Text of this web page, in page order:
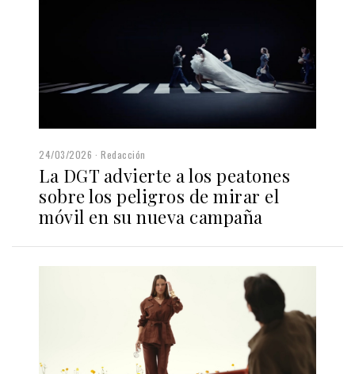
24/03/2026 Redacción
La DGT advierte a los peatones
sobre los peligros de mirar el
móvil en su nueva campaña